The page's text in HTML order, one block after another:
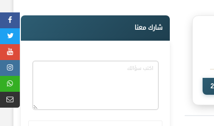
شارك معنا